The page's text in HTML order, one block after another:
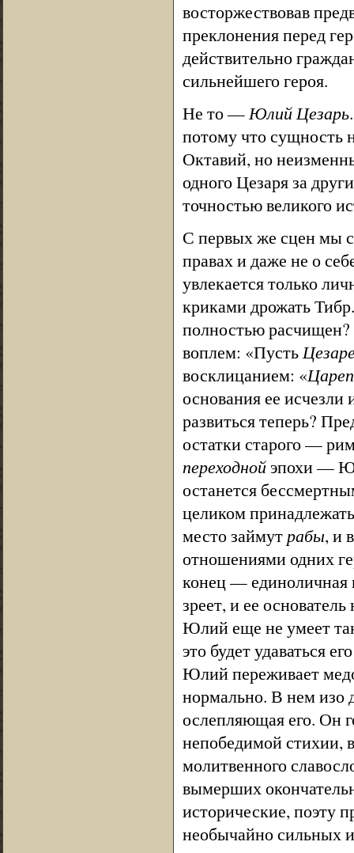
восторжествовав
преклонения перед
действительно
сильнейшего героя.
Не то — Юлий Цезарь
потому что
Октавий, но
одного Цезаря за
точностью великого
С первых же сцен мы
правах и даже не о
увлекается только
криками дрожать
полностью расчищен?
воплем: «Пусть
восклицанием: «
основания ее
развиться теперь?
остатки старого —
переходнойэпохи —
останется
целиком
место займут рабы, и
отношениями одних
конец — единоличная
зреет, и ее
Юлий еще не умеет
это будет удаваться
Юлий переживает
нормально. В нем изо
ослепляющая его. Он
непобедимой стихии,
молитвенного
вымерших
исторические, поэту
необычайно сильных